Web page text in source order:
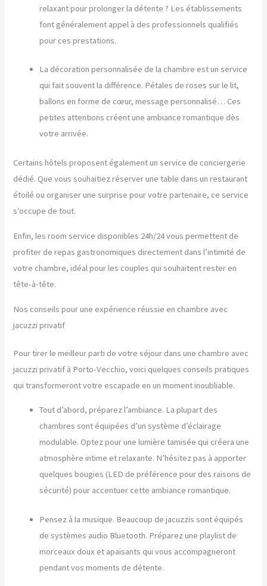
relaxant pour prolonger la détente ? Les établissements
font généralement appel à des professionnels qualifiés
pour ces prestations.
La décoration personnalisée de la chambre est un service
qui fait souvent la différence. Pétales de roses sur le lit,
ballons en forme de cœur, message personnalisé… Ces
petites attentions créent une ambiance romantique dès
votre arrivée.
Certains hôtels proposent également un service de conciergerie
dédié. Que vous souhaitiez réserver une table dans un restaurant
étoilé ou organiser une surprise pour votre partenaire, ce service
s’occupe de tout.
Enfin, les room service disponibles 24h/24 vous permettent de
profiter de repas gastronomiques directement dans l’intimité de
votre chambre, idéal pour les couples qui souhaitent rester en
tête-à-tête.
Nos conseils pour une expérience réussie en chambre avec
jacuzzi privatif
Pour tirer le meilleur parti de votre séjour dans une chambre avec
jacuzzi privatif à Porto-Vecchio, voici quelques conseils pratiques
qui transformeront votre escapade en un moment inoubliable.
Tout d’abord, préparez l’ambiance. La plupart des
chambres sont équipées d’un système d’éclairage
modulable. Optez pour une lumière tamisée qui créera une
atmosphère intime et relaxante. N’hésitez pas à apporter
quelques bougies (LED de préférence pour des raisons de
sécurité) pour accentuer cette ambiance romantique.
Pensez à la musique. Beaucoup de jacuzzis sont équipés
de systèmes audio Bluetooth. Préparez une playlist de
morceaux doux et apaisants qui vous accompagneront
pendant vos moments de détente.